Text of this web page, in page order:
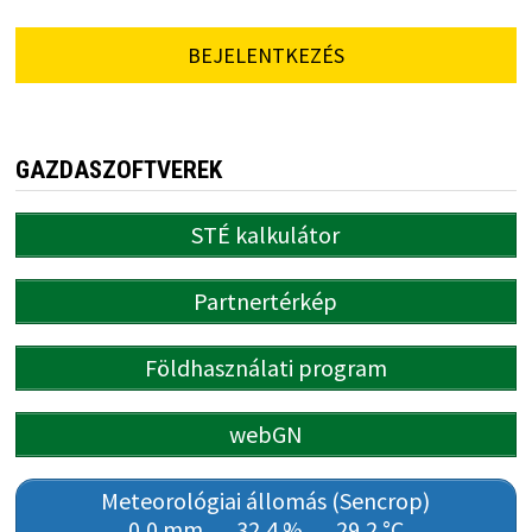
BEJELENTKEZÉS
GAZDASZOFTVEREK
STÉ kalkulátor
Partnertérkép
Földhasználati program
webGN
Meteorológiai állomás (Sencrop)